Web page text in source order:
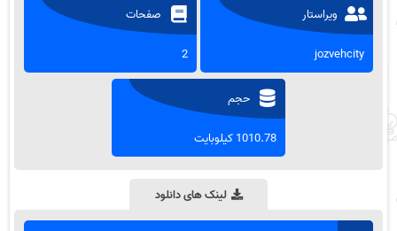
ویراستار
jozvehcity
صفحات
2
حجم
1010.78 کیلوبایت
لینک های دانلود